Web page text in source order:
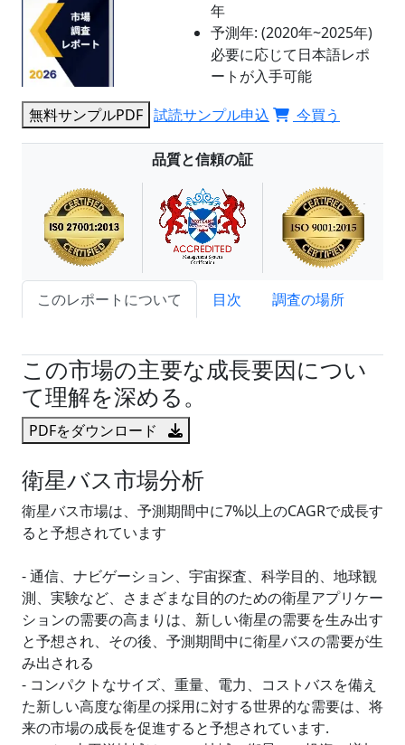
年
予測年: (2020年~2025年)
必要に応じて日本語レポ
ートが入手可能
無料サンプルPDF 試読サンプル申込 今買う
品質と信頼の証
このレポートについて 目次
調査の場所
この市場の主要な成長要因につい
て理解を深める。
PDFをダウンロード
衛星バス市場分析
衛星バス市場は、予測期間中に7%以上のCAGRで成長す
ると予想されています
- 通信、ナビゲーション、宇宙探査、科学目的、地球観
測、実験など、さまざまな目的のための衛星アプリケー
ションの需要の高まりは、新しい衛星の需要を生み出す
と予想され、その後、予測期間中に衛星バスの需要が生
み出される
- コンパクトなサイズ、重量、電力、コストバスを備え
た新しい高度な衛星の採用に対する世界的な需要は、将
来の市場の成長を促進すると予想されています.